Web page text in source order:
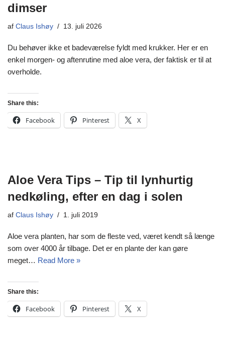
dimser
af Claus Ishøy 13. juli 2026
Du behøver ikke et badeværelse fyldt med krukker. Her er en
enkel morgen- og aftenrutine med aloe vera, der faktisk er til at
overholde.
Share this:
Facebook Pinterest X
Aloe Vera Tips – Tip til lynhurtig
nedkøling, efter en dag i solen
af Claus Ishøy 1. juli 2019
Aloe vera planten, har som de fleste ved, været kendt så længe
som over 4000 år tilbage. Det er en plante der kan gøre
meget… Read More »
Share this:
Facebook Pinterest X